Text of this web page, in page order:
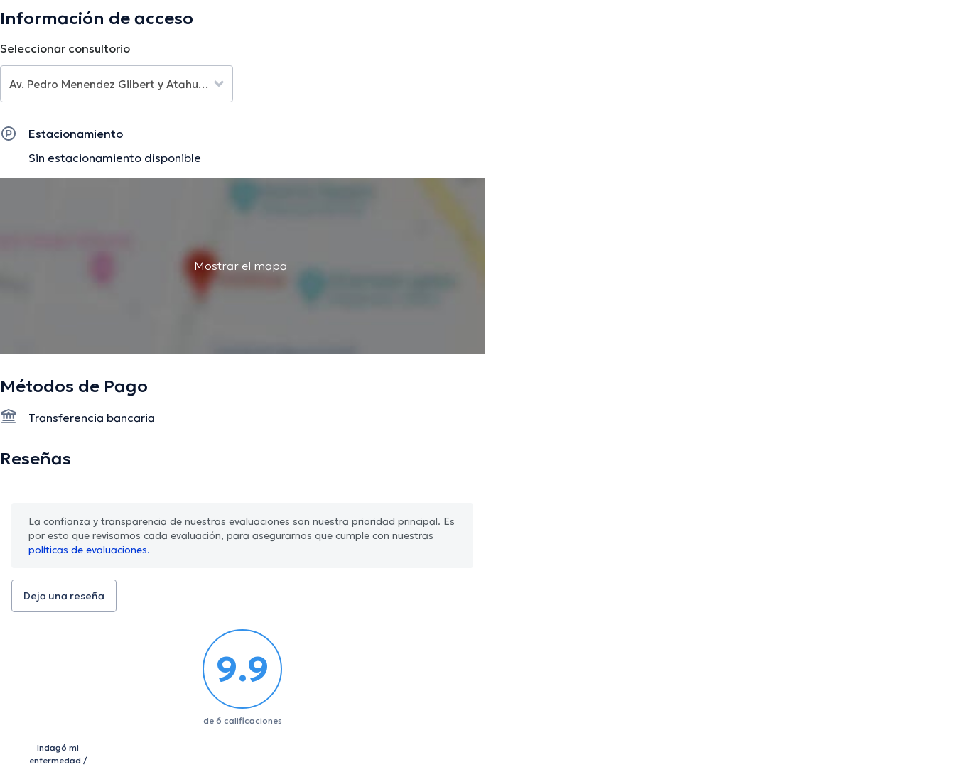
Información de acceso
Seleccionar consultorio
Estacionamiento
Sin estacionamiento disponible
Mostrar el mapa
Métodos de Pago
Transferencia bancaria
Reseñas
La confianza y transparencia de nuestras evaluaciones son nuestra prioridad principal. Es
por esto que revisamos cada evaluación, para asegurarnos que cumple con nuestras
políticas de evaluaciones.
Deja una reseña
9.9
de 6 calificaciones
Indagó mi
enfermedad /